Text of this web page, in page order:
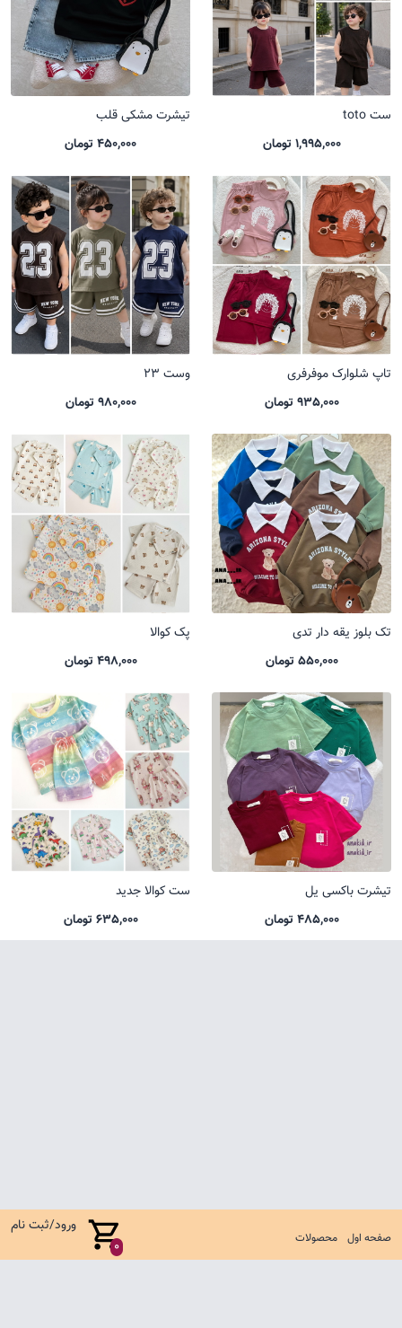
صفحه اول محصولات 0
ورود/ثبت نام
ست toto
1,995,000 تومان
تیشرت مشکی قلب
450,000 تومان
تاپ شلوارک موفرفری
935,000 تومان
وست 23
980,000 تومان
تک بلوز یقه دار تدی
550,000 تومان
پک کوالا
498,000 تومان
تیشرت باکسی یل
485,000 تومان
ست کوالا جدید
635,000 تومان